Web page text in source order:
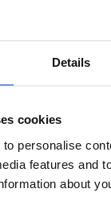
Details
cookies
personalise
features and
about